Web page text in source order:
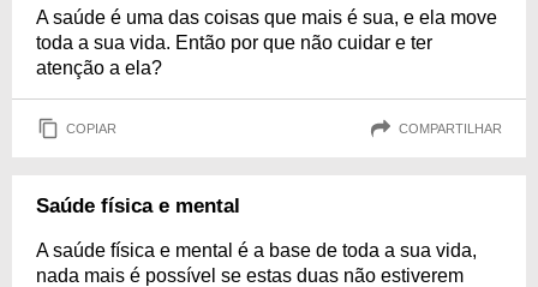
A saúde é uma das coisas que mais é sua, e ela move
toda a sua vida. Então por que não cuidar e ter
atenção a ela?
COPIAR COMPARTILHAR
Saúde física e mental
A saúde física e mental é a base de toda a sua vida,
nada mais é possível se estas duas não estiverem